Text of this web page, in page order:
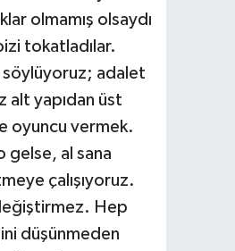
olmamış olsaydı
tokatladılar.
söylüyoruz; adalet
alt yapıdan üst
oyuncu vermek.
gelse, al sana
çalışıyoruz.
Hep
düşünmeden